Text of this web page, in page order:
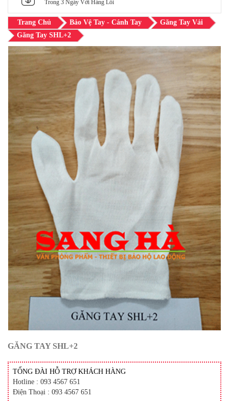
Trong 3 Ngày Với Hàng Lỗi
Trang Chủ Bảo Vệ Tay - Cánh Tay
Găng Tay Vải
Găng Tay SHL+2
GĂNG TAY SHL+2
TỔNG ĐÀI HỖ TRỢ KHÁCH HÀNG
Hotline : 093 4567 651
Điện Thoại : 093 4567 651